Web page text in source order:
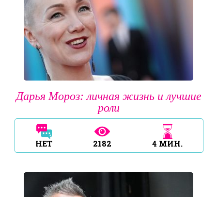
Дарья Мороз: личная жизнь и лучшие
роли
НЕТ 2182 4 МИН.